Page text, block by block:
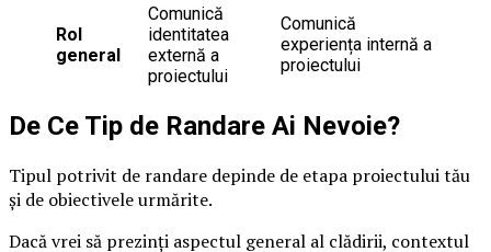
Rol
general
Comunică
identitatea
externă a
proiectului
Comunică
experiența internă a
proiectului
De Ce Tip de Randare Ai Nevoie?
Tipul potrivit de randare depinde de etapa proiectului tău
și de obiectivele urmărite.
Dacă vrei să prezinți aspectul general al clădirii, contextul